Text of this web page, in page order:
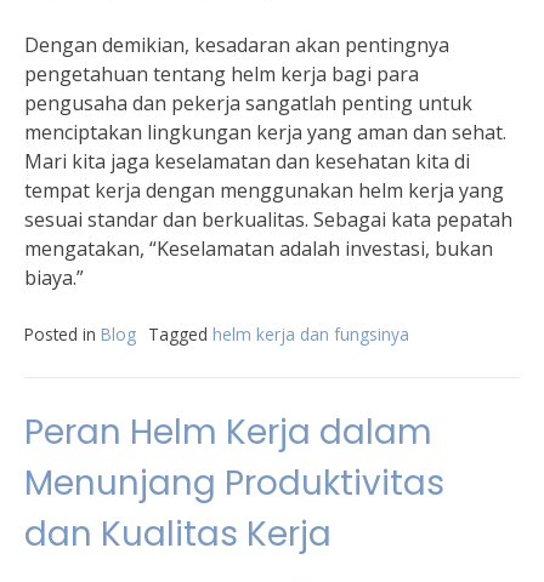
Dengan demikian, kesadaran akan pentingnya
pengetahuan tentang helm kerja bagi para
pengusaha dan pekerja sangatlah penting untuk
menciptakan lingkungan kerja yang aman dan sehat.
Mari kita jaga keselamatan dan kesehatan kita di
tempat kerja dengan menggunakan helm kerja yang
sesuai standar dan berkualitas. Sebagai kata pepatah
mengatakan, “Keselamatan adalah investasi, bukan
biaya.”
Posted in Blog Tagged helm kerja dan fungsinya
Peran Helm Kerja dalam
Menunjang Produktivitas
dan Kualitas Kerja